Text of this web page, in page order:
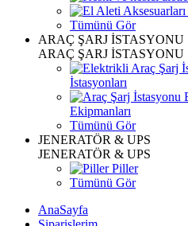
Tümünü Gör
ARAÇ ŞARJ İSTASYONU
ARAÇ ŞARJ İSTASYONU
İstasyonları
Ekipmanları
Tümünü Gör
JENERATÖR & UPS
JENERATÖR & UPS
Piller
Tümünü Gör
AnaSayfa